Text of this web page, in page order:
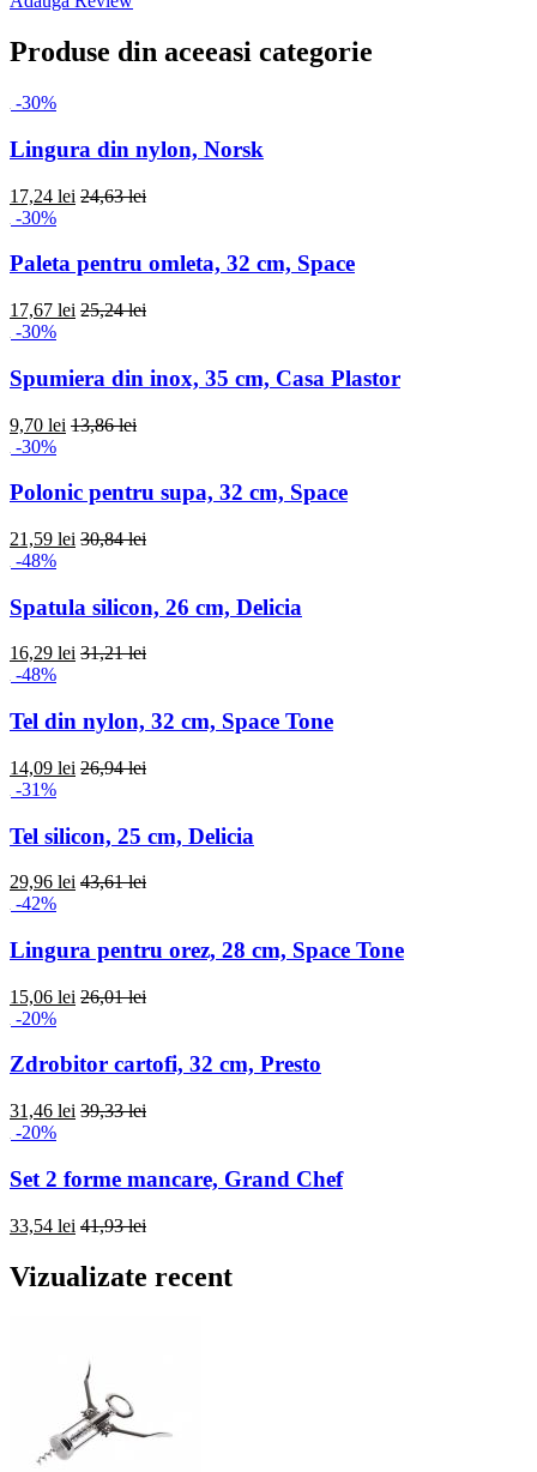
Produse din aceeasi categorie
-30%
Lingura din nylon, Norsk
17,24 lei 24,63 lei
-30%
Paleta pentru omleta, 32 cm, Space
17,67 lei 25,24 lei
-30%
Spumiera din inox, 35 cm, Casa Plastor
9,70 lei 13,86 lei
-30%
Polonic pentru supa, 32 cm, Space
21,59 lei 30,84 lei
-48%
Spatula silicon, 26 cm, Delicia
16,29 lei 31,21 lei
-48%
Tel din nylon, 32 cm, Space Tone
14,09 lei 26,94 lei
-31%
Tel silicon, 25 cm, Delicia
29,96 lei 43,61 lei
-42%
Lingura pentru orez, 28 cm, Space Tone
15,06 lei 26,01 lei
-20%
Zdrobitor cartofi, 32 cm, Presto
31,46 lei 39,33 lei
-20%
Set 2 forme mancare, Grand Chef
33,54 lei 41,93 lei
Vizualizate recent